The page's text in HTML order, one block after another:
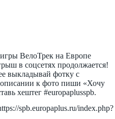
ВелоТрек на Европе
в соцсетях продолжается!
выкладывай фотку с
к фото пиши «Хочу
хештег #europaplusspb.
spb.europaplus.ru/index.php?